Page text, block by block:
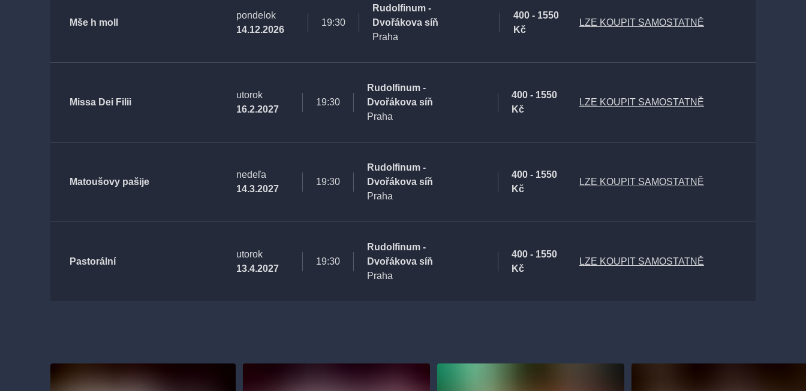
Mše h moll
pondelok
14.12.2026
19:30
Rudolfinum -
Dvořákova síň
Praha
400 - 1550
Kč
LZE KOUPIT SAMOSTATNĚ
Missa Dei Filii
utorok
16.2.2027
19:30
Rudolfinum -
Dvořákova síň
Praha
400 - 1550
Kč
LZE KOUPIT SAMOSTATNĚ
Matoušovy pašije
nedeľa
14.3.2027
19:30
Rudolfinum -
Dvořákova síň
Praha
400 - 1550
Kč
LZE KOUPIT SAMOSTATNĚ
Pastorální
utorok
13.4.2027
19:30
Rudolfinum -
Dvořákova síň
Praha
400 - 1550
Kč
LZE KOUPIT SAMOSTATNĚ